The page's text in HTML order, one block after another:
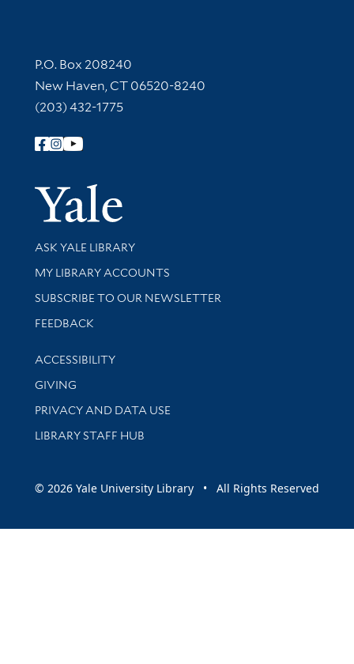
Contact Information
P.O. Box 208240
New Haven, CT 06520-8240
(203) 432-1775
Follow Yale Library
Yale
Library Services
ASK YALE LIBRARY
Get research help and support
MY LIBRARY ACCOUNTS
SUBSCRIBE TO OUR NEWSLETTER
Stay updated with library news and events
FEEDBACK
Library Information
ACCESSIBILITY
GIVING
PRIVACY AND DATA USE
LIBRARY STAFF HUB
© 2026 Yale University Library • All Rights Reserved